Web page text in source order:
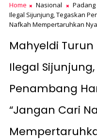
Home Nasional Padang
Ilegal Sijunjung, Tegaskan
Nafkah Mempertaruhkan
Mahyeldi
Ilegal
Penambang
“Jangan Cari